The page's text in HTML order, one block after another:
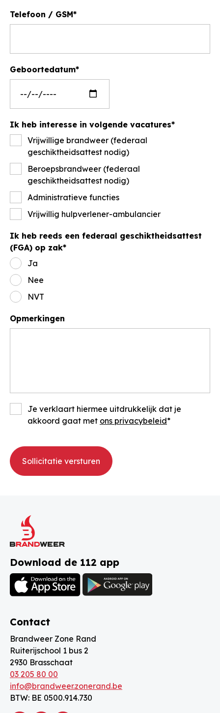
Telefoon / GSM
Geboortedatum
Ik heb interesse in volgende vacatures
Vrijwillige brandweer (federaal
geschiktheidsattest nodig)
Beroepsbrandweer (federaal
geschiktheidsattest nodig)
Administratieve functies
Vrijwillig hulpverlener-ambulancier
Ik heb reeds een federaal geschiktheidsattest
(FGA) op zak
Ja
Nee
NVT
Opmerkingen
Je verklaart hiermee uitdrukkelijk dat je
akkoord gaat met ons privacybeleid
Sollicitatie versturen
Download de 112 app
Contact
Brandweer Zone Rand
Ruiterijschool 1 bus 2
2930 Brasschaat
03 205 80 00
info@brandweer.zonerand.be
BTW: BE 0500.914.730